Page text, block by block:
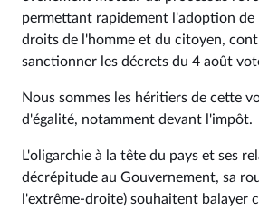
permettant rapidement l'adoption de
droits de l'homme et du citoyen,
sanctionner les décrets du 4 août
Nous sommes les héritiers de cette
d'égalité, notamment devant l'impôt.
L'oligarchie à la tête du pays et ses
décrépitude au Gouvernement, sa
l'extrême-droite) souhaitent balayer